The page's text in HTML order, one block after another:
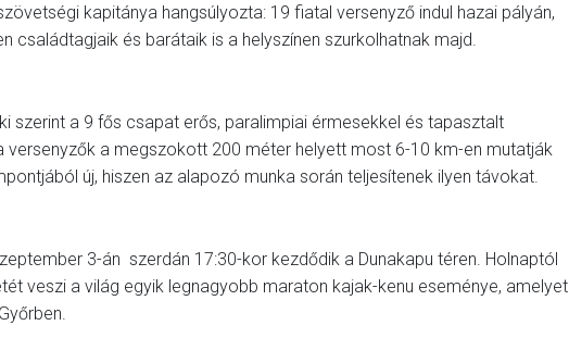
kapitánya hangsúlyozta: 19 fiatal versenyző indul hazai pályán,
családtagjaik és barátaik is a helyszínen szurkolhatnak majd.
szerint a 9 fős csapat erős, paralimpiai érmesekkel és tapasztalt
versenyzők a megszokott 200 méter helyett most 6-10 km-en mutatják
új, hiszen az alapozó munka során teljesítenek ilyen távokat.
3-án szerdán 17:30-kor kezdődik a Dunakapu téren. Holnaptól
veszi a világ egyik legnagyobb maraton kajak-kenu eseménye, amelyet